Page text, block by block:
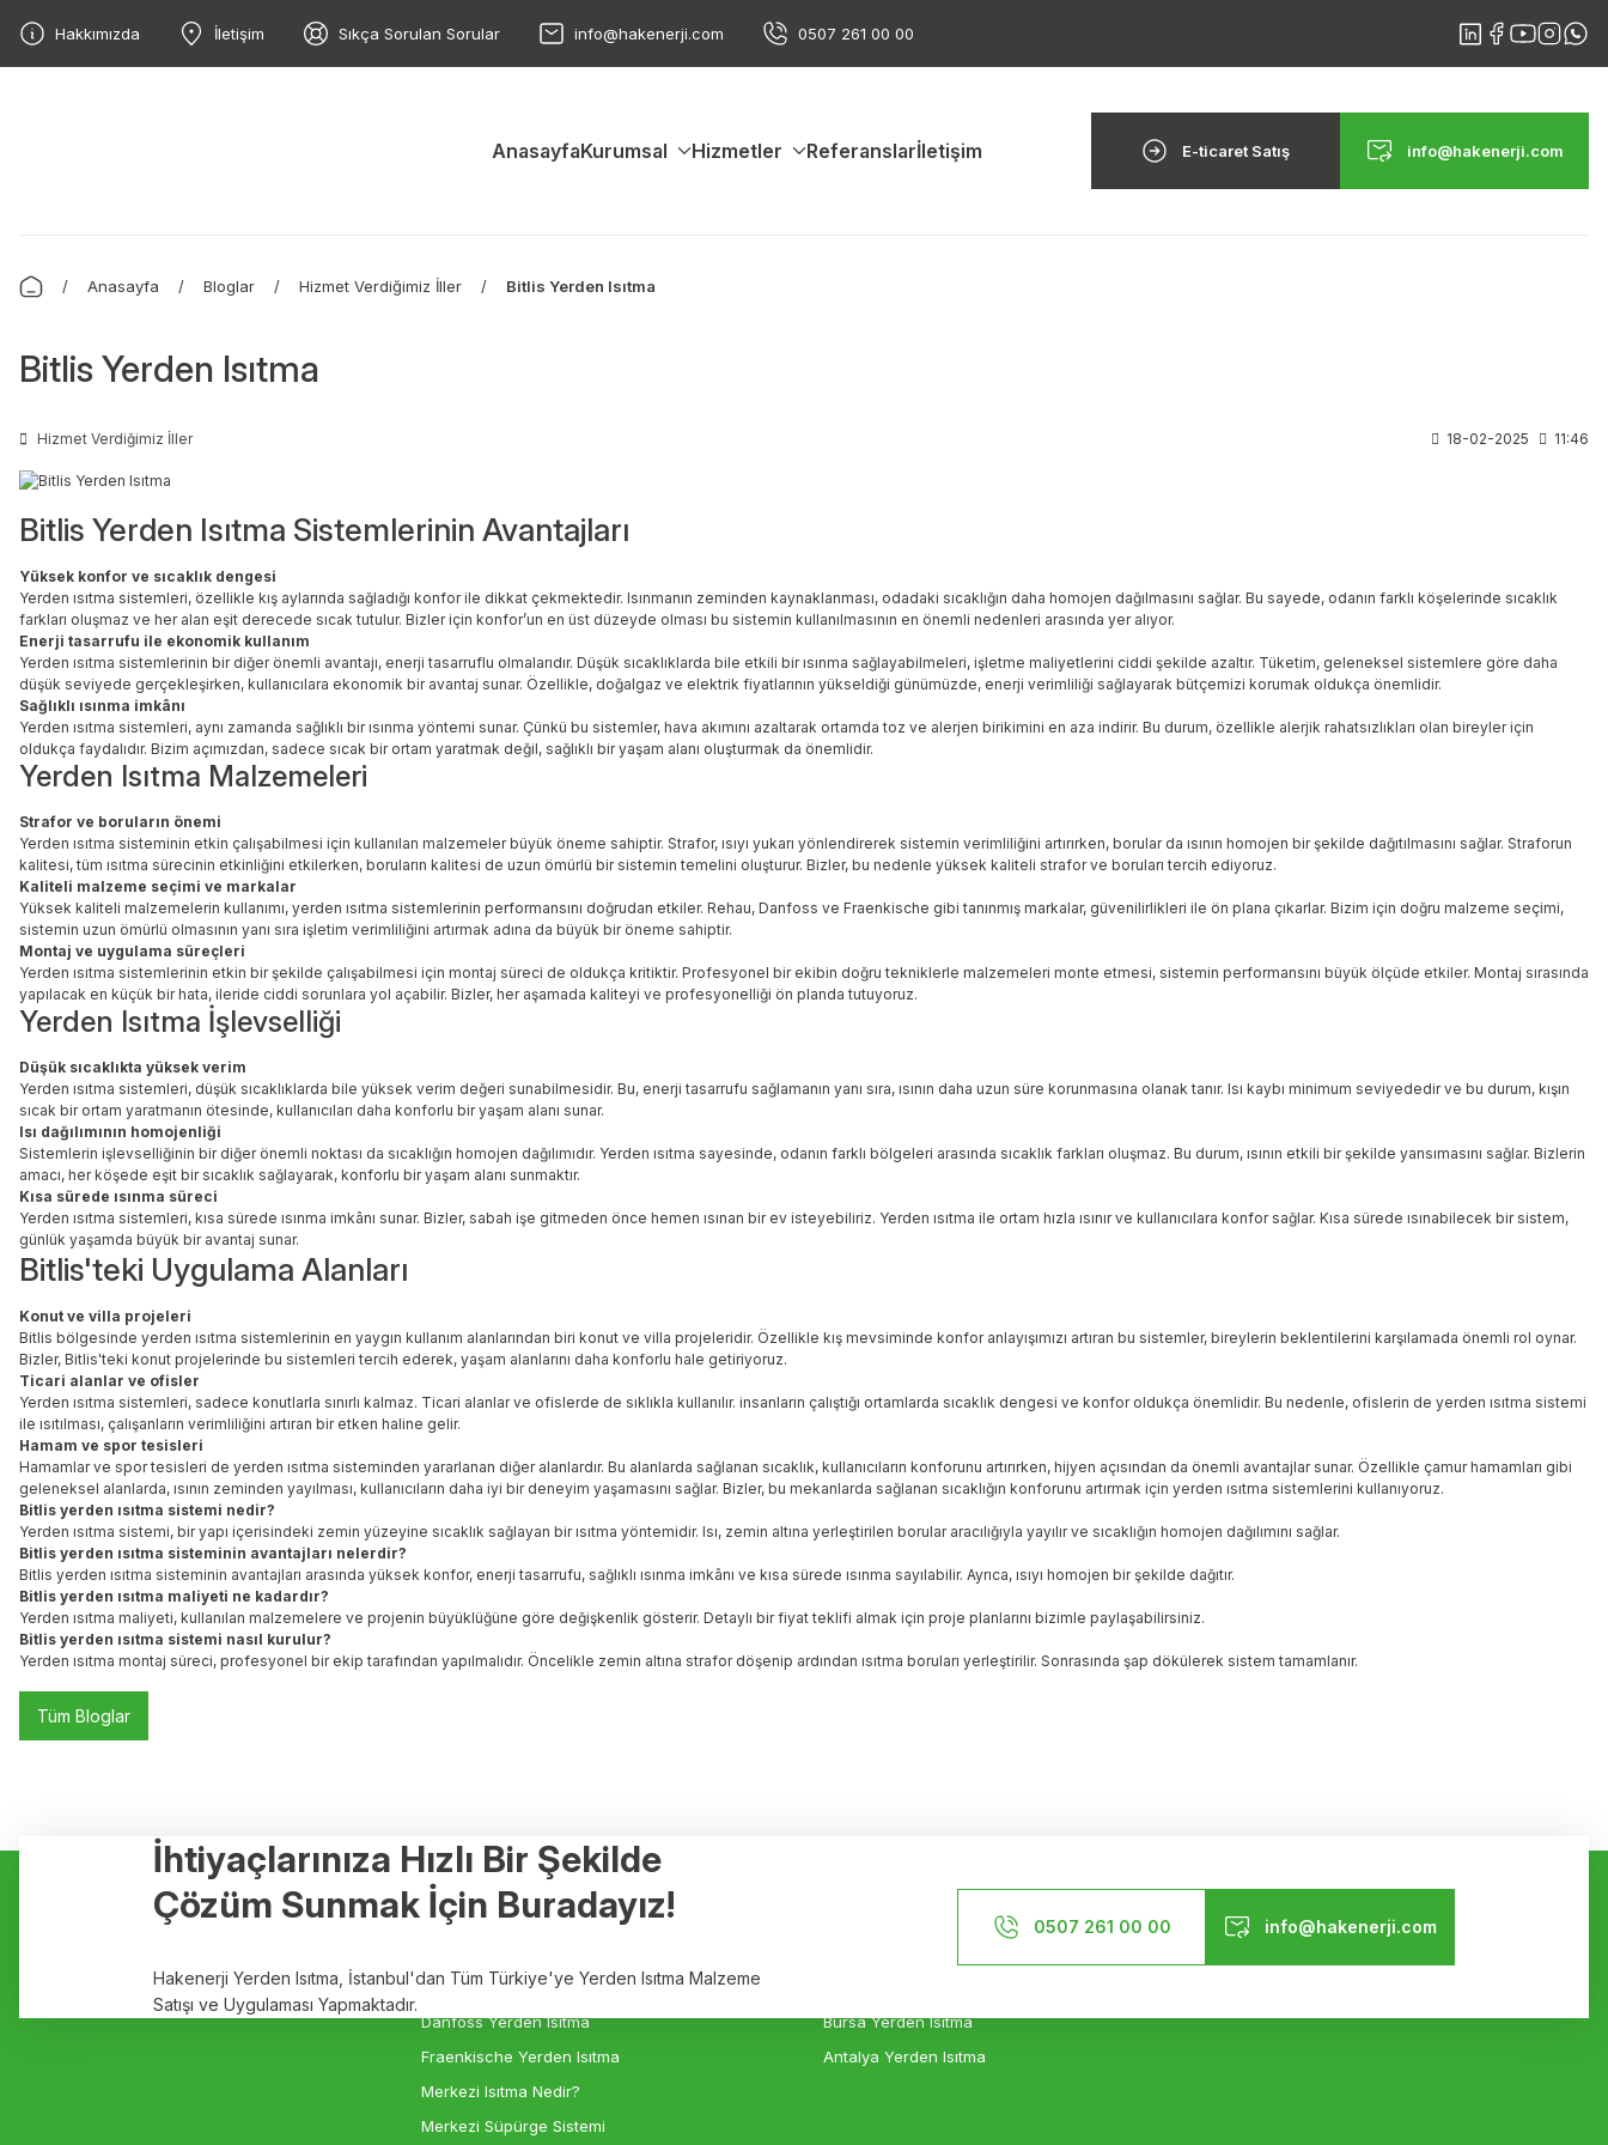
Hakkımızda İletişim Sıkça Sorulan Sorular info@hakenerji.com 0507 261 00 00
AnasayfaKurumsal Hizmetler Referanslarİletişim E-ticaret Satış info@hakenerji.com
Anasayfa Bloglar Hizmet Verdiğimiz İller Bitlis Yerden Isıtma
Bitlis Yerden Isıtma
Hizmet Verdiğimiz İller 18-02-2025 11:46
Bitlis Yerden Isıtma Sistemlerinin Avantajları
Yüksek konfor ve sıcaklık dengesi
Yerden ısıtma sistemleri, özellikle kış aylarında sağladığı konfor ile dikkat çekmektedir. Isınmanın zeminden kaynaklanması, odadaki sıcaklığın daha homojen dağılmasını sağlar. Bu sayede, odanın farklı köşelerinde sıcaklık
farkları oluşmaz ve her alan eşit derecede sıcak tutulur. Bizler için konfor’un en üst düzeyde olması bu sistemin kullanılmasının en önemli nedenleri arasında yer alıyor.
Enerji tasarrufu ile ekonomik kullanım
Yerden ısıtma sistemlerinin bir diğer önemli avantajı, enerji tasarruflu olmalarıdır. Düşük sıcaklıklarda bile etkili bir ısınma sağlayabilmeleri, işletme maliyetlerini ciddi şekilde azaltır. Tüketim, geleneksel sistemlere göre daha
düşük seviyede gerçekleşirken, kullanıcılara ekonomik bir avantaj sunar. Özellikle, doğalgaz ve elektrik fiyatlarının yükseldiği günümüzde, enerji verimliliği sağlayarak bütçemizi korumak oldukça önemlidir.
Sağlıklı ısınma imkânı
Yerden ısıtma sistemleri, aynı zamanda sağlıklı bir ısınma yöntemi sunar. Çünkü bu sistemler, hava akımını azaltarak ortamda toz ve alerjen birikimini en aza indirir. Bu durum, özellikle alerjik rahatsızlıkları olan bireyler için
oldukça faydalıdır. Bizim açımızdan, sadece sıcak bir ortam yaratmak değil, sağlıklı bir yaşam alanı oluşturmak da önemlidir.
Yerden Isıtma Malzemeleri
Strafor ve boruların önemi
Yerden ısıtma sisteminin etkin çalışabilmesi için kullanılan malzemeler büyük öneme sahiptir. Strafor, ısıyı yukarı yönlendirerek sistemin verimliliğini artırırken, borular da ısının homojen bir şekilde dağıtılmasını sağlar. Straforun
kalitesi, tüm ısıtma sürecinin etkinliğini etkilerken, boruların kalitesi de uzun ömürlü bir sistemin temelini oluşturur. Bizler, bu nedenle yüksek kaliteli strafor ve boruları tercih ediyoruz.
Kaliteli malzeme seçimi ve markalar
Yüksek kaliteli malzemelerin kullanımı, yerden ısıtma sistemlerinin performansını doğrudan etkiler. Rehau, Danfoss ve Fraenkische gibi tanınmış markalar, güvenilirlikleri ile ön plana çıkarlar. Bizim için doğru malzeme seçimi,
sistemin uzun ömürlü olmasının yanı sıra işletim verimliliğini artırmak adına da büyük bir öneme sahiptir.
Montaj ve uygulama süreçleri
Yerden ısıtma sistemlerinin etkin bir şekilde çalışabilmesi için montaj süreci de oldukça kritiktir. Profesyonel bir ekibin doğru tekniklerle malzemeleri monte etmesi, sistemin performansını büyük ölçüde etkiler. Montaj sırasında
yapılacak en küçük bir hata, ileride ciddi sorunlara yol açabilir. Bizler, her aşamada kaliteyi ve profesyonelliği ön planda tutuyoruz.
Yerden Isıtma İşlevselliği
Düşük sıcaklıkta yüksek verim
Yerden ısıtma sistemleri, düşük sıcaklıklarda bile yüksek verim değeri sunabilmesidir. Bu, enerji tasarrufu sağlamanın yanı sıra, ısının daha uzun süre korunmasına olanak tanır. Isı kaybı minimum seviyededir ve bu durum, kışın
sıcak bir ortam yaratmanın ötesinde, kullanıcıları daha konforlu bir yaşam alanı sunar.
Isı dağılımının homojenliği
Sistemlerin işlevselliğinin bir diğer önemli noktası da sıcaklığın homojen dağılımıdır. Yerden ısıtma sayesinde, odanın farklı bölgeleri arasında sıcaklık farkları oluşmaz. Bu durum, ısının etkili bir şekilde yansımasını sağlar. Bizlerin
amacı, her köşede eşit bir sıcaklık sağlayarak, konforlu bir yaşam alanı sunmaktır.
Kısa sürede ısınma süreci
Yerden ısıtma sistemleri, kısa sürede ısınma imkânı sunar. Bizler, sabah işe gitmeden önce hemen ısınan bir ev isteyebiliriz. Yerden ısıtma ile ortam hızla ısınır ve kullanıcılara konfor sağlar. Kısa sürede ısınabilecek bir sistem,
günlük yaşamda büyük bir avantaj sunar.
Bitlis'teki Uygulama Alanları
Konut ve villa projeleri
Bitlis bölgesinde yerden ısıtma sistemlerinin en yaygın kullanım alanlarından biri konut ve villa projeleridir. Özellikle kış mevsiminde konfor anlayışımızı artıran bu sistemler, bireylerin beklentilerini karşılamada önemli rol oynar.
Bizler, Bitlis'teki konut projelerinde bu sistemleri tercih ederek, yaşam alanlarını daha konforlu hale getiriyoruz.
Ticari alanlar ve ofisler
Yerden ısıtma sistemleri, sadece konutlarla sınırlı kalmaz. Ticari alanlar ve ofislerde de sıklıkla kullanılır. insanların çalıştığı ortamlarda sıcaklık dengesi ve konfor oldukça önemlidir. Bu nedenle, ofislerin de yerden ısıtma sistemi
ile ısıtılması, çalışanların verimliliğini artıran bir etken haline gelir.
Hamam ve spor tesisleri
Hamamlar ve spor tesisleri de yerden ısıtma sisteminden yararlanan diğer alanlardır. Bu alanlarda sağlanan sıcaklık, kullanıcıların konforunu artırırken, hijyen açısından da önemli avantajlar sunar. Özellikle çamur hamamları gibi
geleneksel alanlarda, ısının zeminden yayılması, kullanıcıların daha iyi bir deneyim yaşamasını sağlar. Bizler, bu mekanlarda sağlanan sıcaklığın konforunu artırmak için yerden ısıtma sistemlerini kullanıyoruz.
Bitlis yerden ısıtma sistemi nedir?
Yerden ısıtma sistemi, bir yapı içerisindeki zemin yüzeyine sıcaklık sağlayan bir ısıtma yöntemidir. Isı, zemin altına yerleştirilen borular aracılığıyla yayılır ve sıcaklığın homojen dağılımını sağlar.
Bitlis yerden ısıtma sisteminin avantajları nelerdir?
Bitlis yerden ısıtma sisteminin avantajları arasında yüksek konfor, enerji tasarrufu, sağlıklı ısınma imkânı ve kısa sürede ısınma sayılabilir. Ayrıca, ısıyı homojen bir şekilde dağıtır.
Bitlis yerden ısıtma maliyeti ne kadardır?
Yerden ısıtma maliyeti, kullanılan malzemelere ve projenin büyüklüğüne göre değişkenlik gösterir. Detaylı bir fiyat teklifi almak için proje planlarını bizimle paylaşabilirsiniz.
Bitlis yerden ısıtma sistemi nasıl kurulur?
Yerden ısıtma montaj süreci, profesyonel bir ekip tarafından yapılmalıdır. Öncelikle zemin altına strafor döşenip ardından ısıtma boruları yerleştirilir. Sonrasında şap dökülerek sistem tamamlanır.
Tüm Bloglar
İhtiyaçlarınıza Hızlı Bir Şekilde
Çözüm Sunmak İçin Buradayız!
Hakenerji Yerden Isıtma, İstanbul'dan Tüm Türkiye'ye Yerden Isıtma Malzeme
Satışı ve Uygulaması Yapmaktadır.
0507 261 00 00 info@hakenerji.com
Hizmetler
Yerden Isıtma
Rehau Yerden Isıtma
Danfoss Yerden Isıtma
Fraenkische Yerden Isıtma
Merkezi Isıtma Nedir?
Merkezi Süpürge Sistemi
Bursa Yerden Isıtma
Antalya Yerden Isıtma